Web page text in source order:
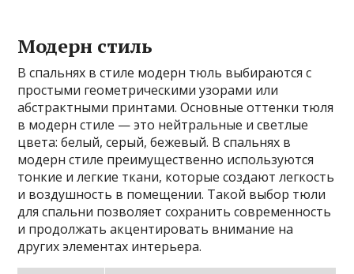
Модерн стиль
В спальнях в стиле модерн тюль выбираются с
простыми геометрическими узорами или
абстрактными принтами. Основные оттенки тюля
в модерн стиле — это нейтральные и светлые
цвета: белый, серый, бежевый. В спальнях в
модерн стиле преимущественно используются
тонкие и легкие ткани, которые создают легкость
и воздушность в помещении. Такой выбор тюли
для спальни позволяет сохранить современность
и продолжать акцентировать внимание на
других элементах интерьера.